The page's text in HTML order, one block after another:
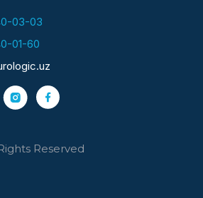
Reserved
03-03
01-60